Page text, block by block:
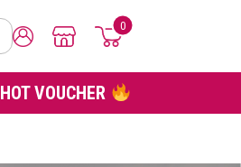
0
HOT VOUCHER